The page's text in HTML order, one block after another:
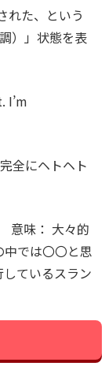
れた、という
）」状態を表
I’m
全にヘトヘト
意味： 大々的
では〇〇と思
ているスラン
now.”